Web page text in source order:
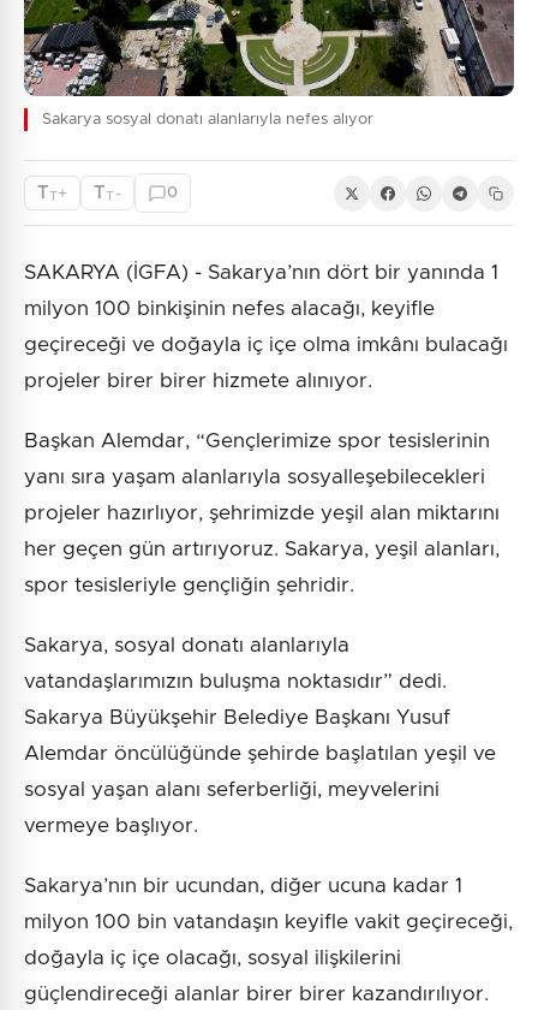
Sakarya sosyal donatı alanlarıyla nefes alıyor
TT+ TT - 0
SAKARYA (İGFA) - Sakarya’nın dört bir yanında 1
milyon 100 binkişinin nefes alacağı, keyifle
geçireceği ve doğayla iç içe olma imkânı bulacağı
projeler birer birer hizmete alınıyor.
Başkan Alemdar, “Gençlerimize spor tesislerinin
yanı sıra yaşam alanlarıyla sosyalleşebilecekleri
projeler hazırlıyor, şehrimizde yeşil alan miktarını
her geçen gün artırıyoruz. Sakarya, yeşil alanları,
spor tesisleriyle gençliğin şehridir.
Sakarya, sosyal donatı alanlarıyla
vatandaşlarımızın buluşma noktasıdır” dedi.
Sakarya Büyükşehir Belediye Başkanı Yusuf
Alemdar öncülüğünde şehirde başlatılan yeşil ve
sosyal yaşan alanı seferberliği, meyvelerini
vermeye başlıyor.
Sakarya’nın bir ucundan, diğer ucuna kadar 1
milyon 100 bin vatandaşın keyifle vakit geçireceği,
doğayla iç içe olacağı, sosyal ilişkilerini
güçlendireceği alanlar birer birer kazandırılıyor.